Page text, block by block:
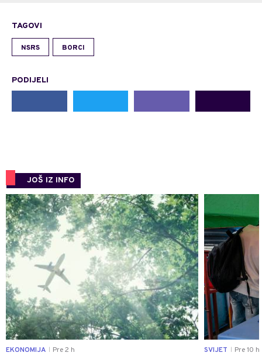
TAGOVI
NSRS BORCI
PODIJELI
JOŠ IZ INFO
0
EKONOMIJA Pre 2 h SVIJET Pre 10 h